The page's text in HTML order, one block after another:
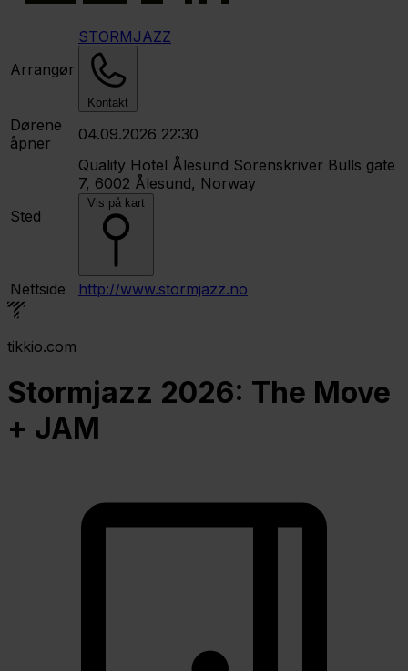
Arrangør
STORMJAZZ
Kontakt
Dørene
åpner
04.09.2026 22:30
Sted
Quality Hotel Ålesund Sorenskriver Bulls gate
7, 6002 Ålesund, Norway
Vis på kart
Nettside http://www.stormjazz.no
tikkio.com
Stormjazz 2026: The Move
+ JAM